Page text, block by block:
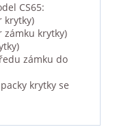
CS65:
krytky)
zámku krytky)
zámku do
krytky se